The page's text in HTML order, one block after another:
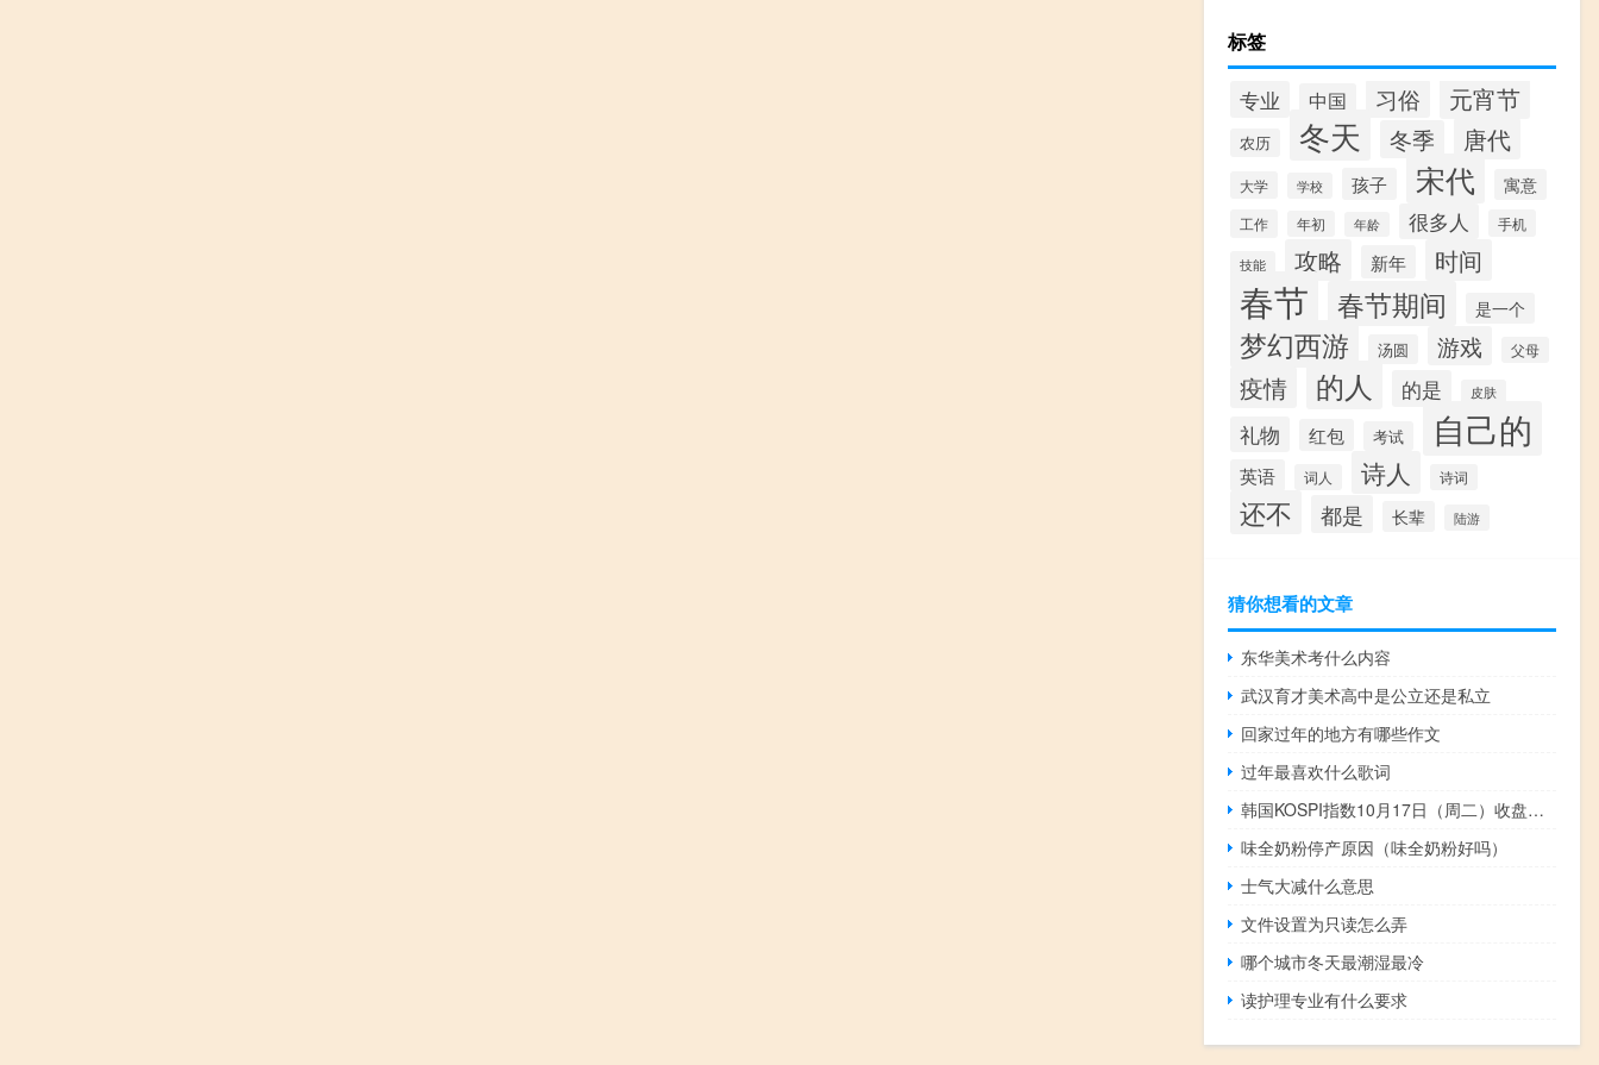
标签
专业 中国 习俗 元宵节
农历 冬天 冬季 唐代
大学 学校 孩子 宋代 寓意
工作 年初 年龄 很多人 手机
技能 攻略 新年 时间
春节 春节期间 是一个
梦幻西游 汤圆 游戏 父母
疫情 的人 的是 皮肤
礼物 红包 考试 自己的
英语 词人 诗人 诗词
还不 都是 长辈 陆游
猜你想看的文章
东华美术考什么内容
武汉育才美术高中是公立还是私立
回家过年的地方有哪些作文
过年最喜欢什么歌词
韩国KOSPI指数10月17日（周二）收盘上涨26.19点涨幅1.08%报2462.43点
味全奶粉停产原因（味全奶粉好吗）
士气大减什么意思
文件设置为只读怎么弄
哪个城市冬天最潮湿最冷
读护理专业有什么要求